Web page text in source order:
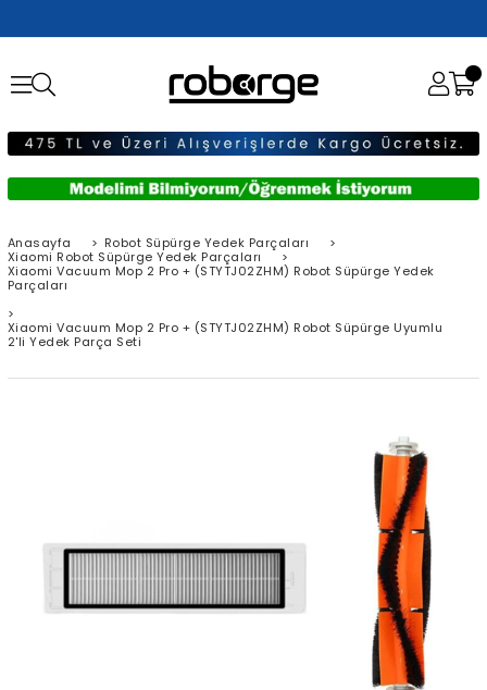
Anasayfa > Robot Süpürge Yedek Parçaları
>
Xiaomi Robot Süpürge Yedek Parçaları
>
Xiaomi Vacuum Mop 2 Pro + (STYTJ02ZHM) Robot Süpürge Yedek
Parçaları
>
Xiaomi Vacuum Mop 2 Pro + (STYTJ02ZHM) Robot Süpürge Uyumlu
2'li Yedek Parça Seti